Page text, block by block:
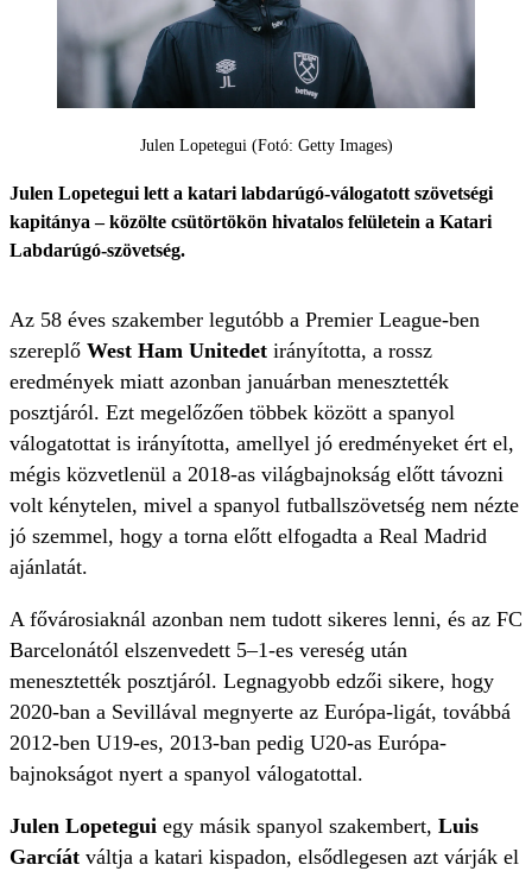
Julen Lopetegui (Fotó: Getty Images)
Julen Lopetegui lett a katari labdarúgó-válogatott szövetségi
kapitánya – közölte csütörtökön hivatalos felületein a Katari
Labdarúgó-szövetség.
Az 58 éves szakember legutóbb a Premier League-ben
szereplő West Ham Unitedet irányította, a rossz
eredmények miatt azonban januárban menesztették
posztjáról. Ezt megelőzően többek között a spanyol
válogatottat is irányította, amellyel jó eredményeket ért el,
mégis közvetlenül a 2018-as világbajnokság előtt távozni
volt kénytelen, mivel a spanyol futballszövetség nem nézte
jó szemmel, hogy a torna előtt elfogadta a Real Madrid
ajánlatát.
A fővárosiaknál azonban nem tudott sikeres lenni, és az FC
Barcelonától elszenvedett 5–1-es vereség után
menesztették posztjáról. Legnagyobb edzői sikere, hogy
2020-ban a Sevillával megnyerte az Európa-ligát, továbbá
2012-ben U19-es, 2013-ban pedig U20-as Európa-
bajnokságot nyert a spanyol válogatottal.
Julen Lopetegui egy másik spanyol szakembert, Luis
Garcíát váltja a katari kispadon, elsődlegesen azt várják el